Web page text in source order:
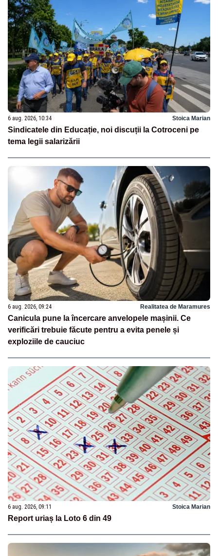
6 aug. 2026, 10:34 Stoica Marian
Sindicatele din Educație, noi discuții la Cotroceni pe
tema legii salarizării
6 aug. 2026, 09:24 Realitatea de Maramures
Canicula pune la încercare anvelopele mașinii. Ce
verificări trebuie făcute pentru a evita penele și
exploziile de cauciuc
6 aug. 2026, 09:11 Stoica Marian
Report uriaș la Loto 6 din 49